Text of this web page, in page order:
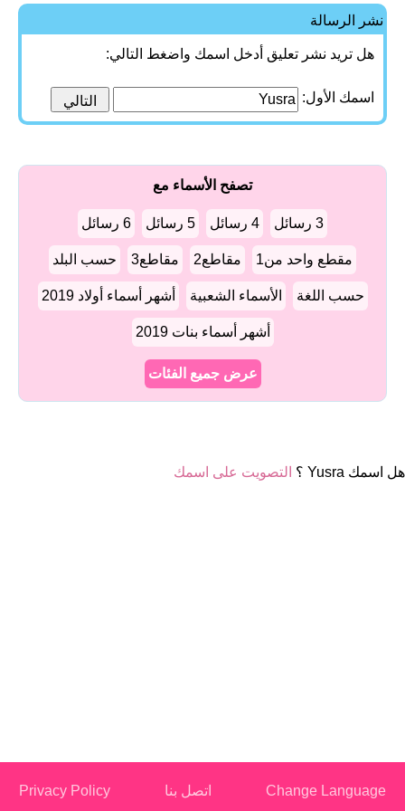
نشر الرسالة
هل تريد نشر تعليق أدخل اسمك واضغط التالي:
اسمك الأول:
تصفح الأسماء مع
3 رسائل 4 رسائل 5 رسائل 6 رسائل
مقطع واحد من1 مقاطع2 مقاطع3 حسب البلد
حسب اللغة الأسماء الشعبية أشهر أسماء أولاد 2019
أشهر أسماء بنات 2019
عرض جميع الفئات
هل اسمك Yusra ؟ التصويت على اسمك
Change Language اتصل بنا Privacy Policy